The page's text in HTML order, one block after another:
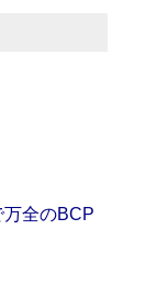
全のBCP